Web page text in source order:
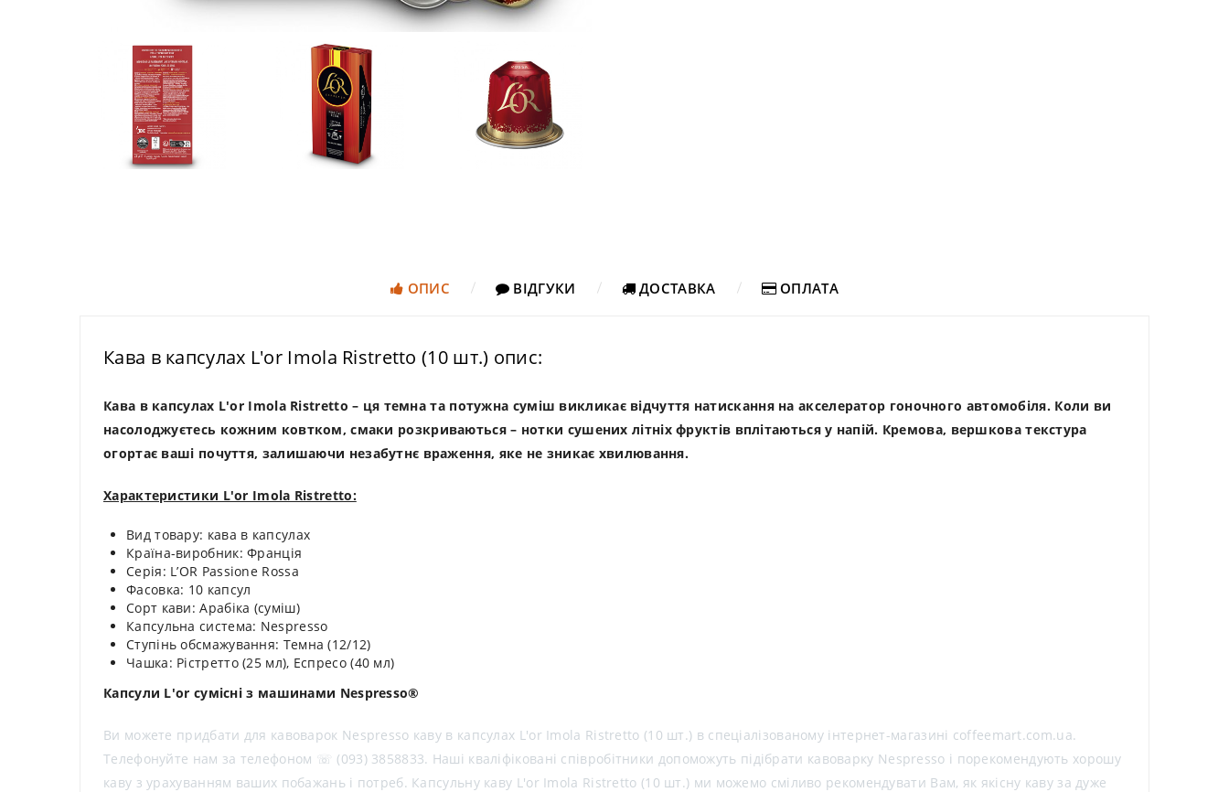
ОПИС ВІДГУКИ ДОСТАВКА ОПЛАТА
Кава в капсулах L'or Imola Ristretto (10 шт.) опис:
Кава в капсулах L'or Imola Ristretto – ця темна та потужна суміш викликає відчуття натискання на акселератор гоночного автомобіля. Коли ви
насолоджуєтесь кожним ковтком, смаки розкриваються – нотки сушених літніх фруктів вплітаються у напій. Кремова, вершкова текстура
огортає ваші почуття, залишаючи незабутнє враження, яке не зникає хвилювання.
Характеристики L'or Imola Ristretto:
Вид товару: кава в капсулах
Країна-виробник: Франція
Серія: L’OR Passione Rossa
Фасовка: 10 капсул
Сорт кави: Арабіка (суміш)
Капсульна система: Nespresso
Ступінь обсмажування: Темна (12/12)
Чашка: Рістретто (25 мл), Еспресо (40 мл)
Капсули L'or сумісні з машинами Nespresso®
Ви можете придбати для кавоварок Nespresso каву в капсулах L'or Imola Ristretto (10 шт.) в спеціалізованому інтернет-магазині coffeemart.com.ua.
Телефонуйте нам за телефоном ☏ (093) 3858833. Наші кваліфіковані співробітники допоможуть підібрати кавоварку Nespresso і порекомендують хорошу
каву з урахуванням ваших побажань і потреб. Капсульну каву L'or Imola Ristretto (10 шт.) ми можемо сміливо рекомендувати Вам, як якісну каву за дуже